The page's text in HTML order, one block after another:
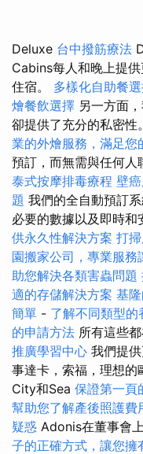
Deluxe 台中撥筋療法
Cabins每人和晚上提
住宿。 多樣化自助餐
燴餐飲選擇 另一方面
卻提供了充分的私密性
業的外燴服務，滿足您
預訂，而無需與任何人
泰式按摩排毒療程 壁
題 我們的全自動預訂
必要的數據以及即時和
供永久性解決方案 打
園搬家公司，專業服務
助您解決各類害蟲問題
適的存儲解決方案 基
簡單 - 了解不同類型
的申請方法 所有這些
推廣學習中心 我們提
事達卡，索福，理想的
City和Sea 保證第一頁
幫助您了解產後照護費
疑惑 Adonis在董事會
子的正確方式，讓您擁